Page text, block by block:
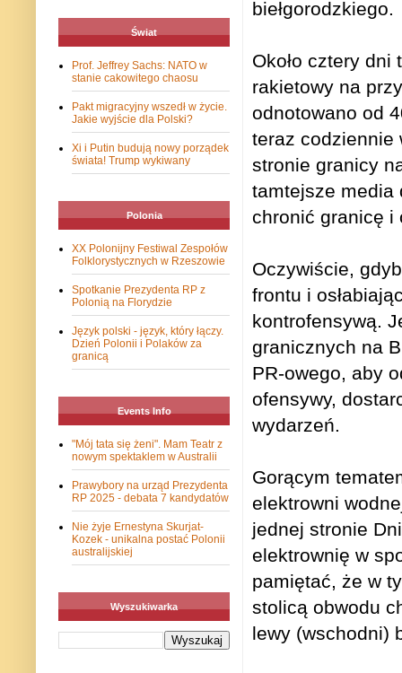
biełgorodzkiego.
Około cztery
rakietowy na
odnotowano od
teraz codziennie
stronie granicy
tamtejsze media
chronić granicę i
Oczywiście,
frontu i
kontrofensywą.
granicznych na
PR-owego, aby
ofensywy,
wydarzeń.
Gorącym
elektrowni
jednej stronie
elektrownię w
pamiętać, że w
stolicą obwodu
lewy (wschodni)
Świat
Prof. Jeffrey Sachs: NATO w
stanie cakowitego chaosu
Pakt migracyjny wszedł w życie.
Jakie wyjście dla Polski?
Xi i Putin budują nowy porządek
świata! Trump wykiwany
Polonia
XX Polonijny Festiwal Zespołów
Folklorystycznych w Rzeszowie
Spotkanie Prezydenta RP z
Polonią na Florydzie
Język polski - język, który łączy.
Dzień Polonii i Polaków za
granicą
Events Info
"Mój tata się żeni". Mam Teatr z
nowym spektaklem w Australii
Prawybory na urząd Prezydenta
RP 2025 - debata 7 kandydatów
Nie żyje Ernestyna Skurjat-
Kozek - unikalna postać Polonii
australijskiej
Wyszukiwarka